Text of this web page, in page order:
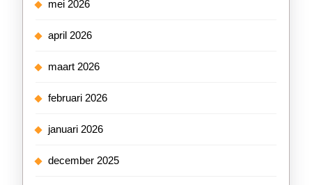
mei 2026
april 2026
maart 2026
februari 2026
januari 2026
december 2025